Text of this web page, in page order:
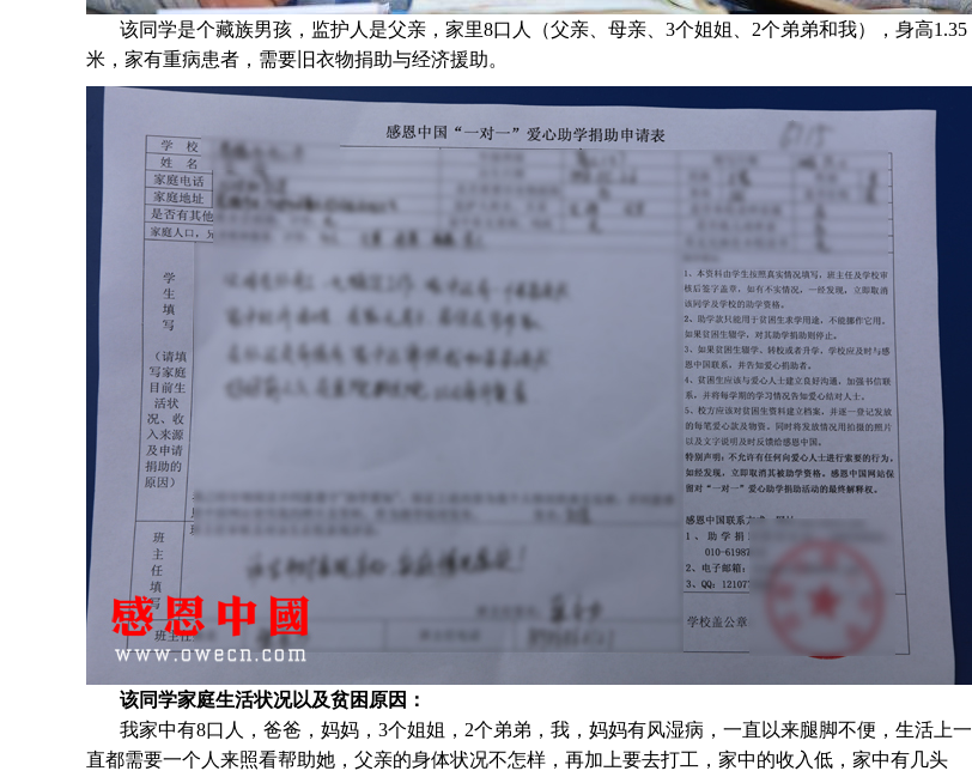
该同学是个藏族男孩，监护人是父亲，家里8口人（父亲、母亲、3个姐姐、2个弟弟和我），身高1.35
米，家有重病患者，需要旧衣物捐助与经济援助。
该同学家庭生活状况以及贫困原因：
我家中有8口人，爸爸，妈妈，3个姐姐，2个弟弟，我，妈妈有风湿病，一直以来腿脚不便，生活上一
直都需要一个人来照看帮助她，父亲的身体状况不怎样，再加上要去打工，家中的收入低，家中有几头